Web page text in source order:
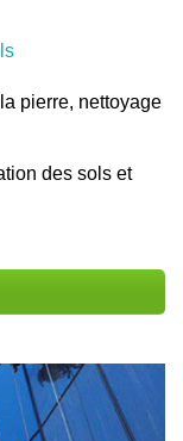
pierre, nettoyage
des sols et